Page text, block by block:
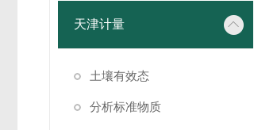
天津计量
土壤有效态
分析标准物质